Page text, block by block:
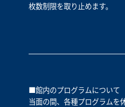
枚数制限を取り止めます。
■館内のプログラムについて
当面の間、各種プログラムを